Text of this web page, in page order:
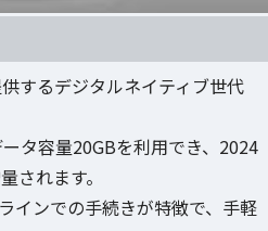
するデジタルネイティブ世代
タ容量20GBを利用でき、2024
されます。
インでの手続きが特徴で、手軽